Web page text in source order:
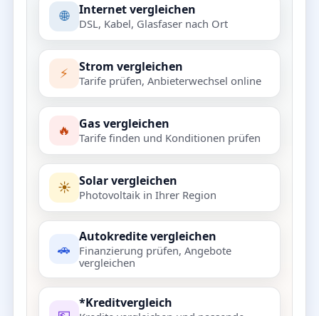
🌐 Internet vergleichen
DSL, Kabel, Glasfaser nach Ort
⚡ Strom vergleichen
Tarife prüfen, Anbieterwechsel online
🔥 Gas vergleichen
Tarife finden und Konditionen prüfen
☀️ Solar vergleichen
Photovoltaik in Ihrer Region
🚗
Autokredite vergleichen
Finanzierung prüfen, Angebote
vergleichen
*Kreditvergleich